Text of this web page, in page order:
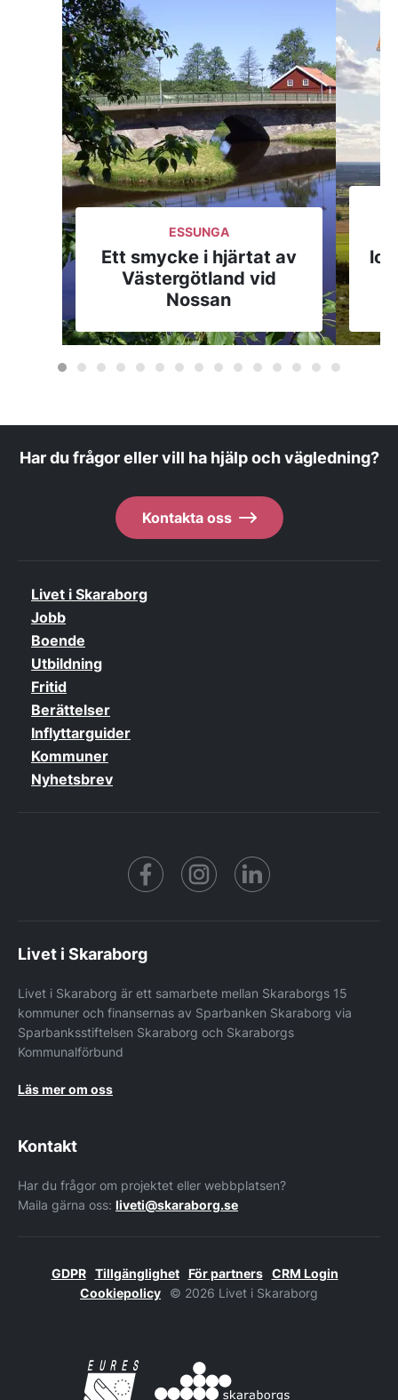
ESSUNGA
Ett smycke i hjärtat av
Västergötland vid
Nossan
Har du frågor eller vill ha hjälp och vägledning?
Kontakta oss
Livet i Skaraborg
Jobb
Boende
Utbildning
Fritid
Berättelser
Inflyttarguider
Kommuner
Nyhetsbrev
Facebook https://
Livet i Skaraborg
Livet i Skaraborg är ett samarbete mellan Skaraborgs 15
kommuner och finansernas av Sparbanken Skaraborg via
Sparbanksstiftelsen Skaraborg och Skaraborgs
Kommunalförbund
Läs mer om oss
Kontakt
Har du frågor om projektet eller webbplatsen?
Maila gärna oss: liveti@skaraborg.se
GDPR Tillgänglighet För partners
CRM Login
Cookiepolicy
© 2026 Livet i Skaraborg